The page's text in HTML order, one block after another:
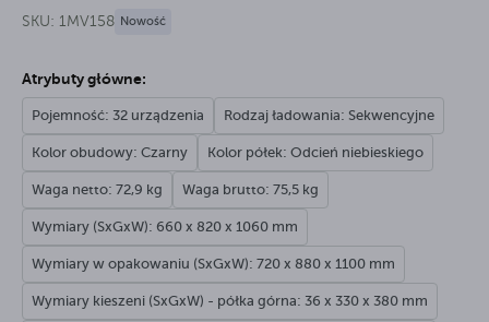
SKU: 1MV158 Nowość
Atrybuty główne:
Pojemność: 32 urządzenia Rodzaj ładowania: Sekwencyjne
Kolor obudowy: Czarny Kolor półek: Odcień niebieskiego
Waga netto: 72,9 kg Waga brutto: 75,5 kg
Wymiary (SxGxW): 660 x 820 x 1060 mm
Wymiary w opakowaniu (SxGxW): 720 x 880 x 1100 mm
Wymiary kieszeni (SxGxW) - półka górna: 36 x 330 x 380 mm